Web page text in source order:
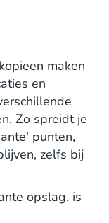
beperkt
met een
maken
en
Zo spreidt je
punten,
zelfs bij
opslag, is